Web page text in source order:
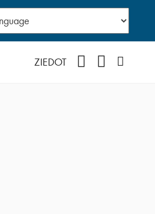
ZIEDOT FacebookYouTube